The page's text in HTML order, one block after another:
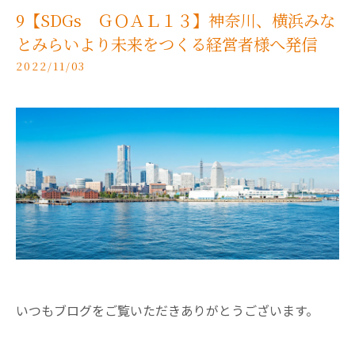
9【SDGs ＧＯＡＬ１３】神奈川、横浜みな
とみらいより未来をつくる経営者様へ発信
2022/11/03
いつもブログをご覧いただきありがとうございます。